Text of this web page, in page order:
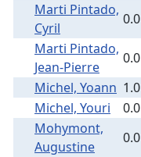
Marti Pintado,
Cyril
0.0
Marti Pintado,
Jean-Pierre
0.0
Michel, Yoann 1.0
Michel, Youri
0.0
Mohymont,
Augustine
0.0